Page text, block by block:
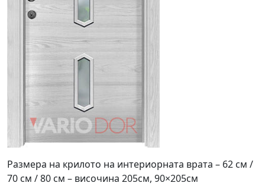
Размера на крилото на интериорната врата – 62 см /
70 см / 80 см – височина 205см, 90×205см